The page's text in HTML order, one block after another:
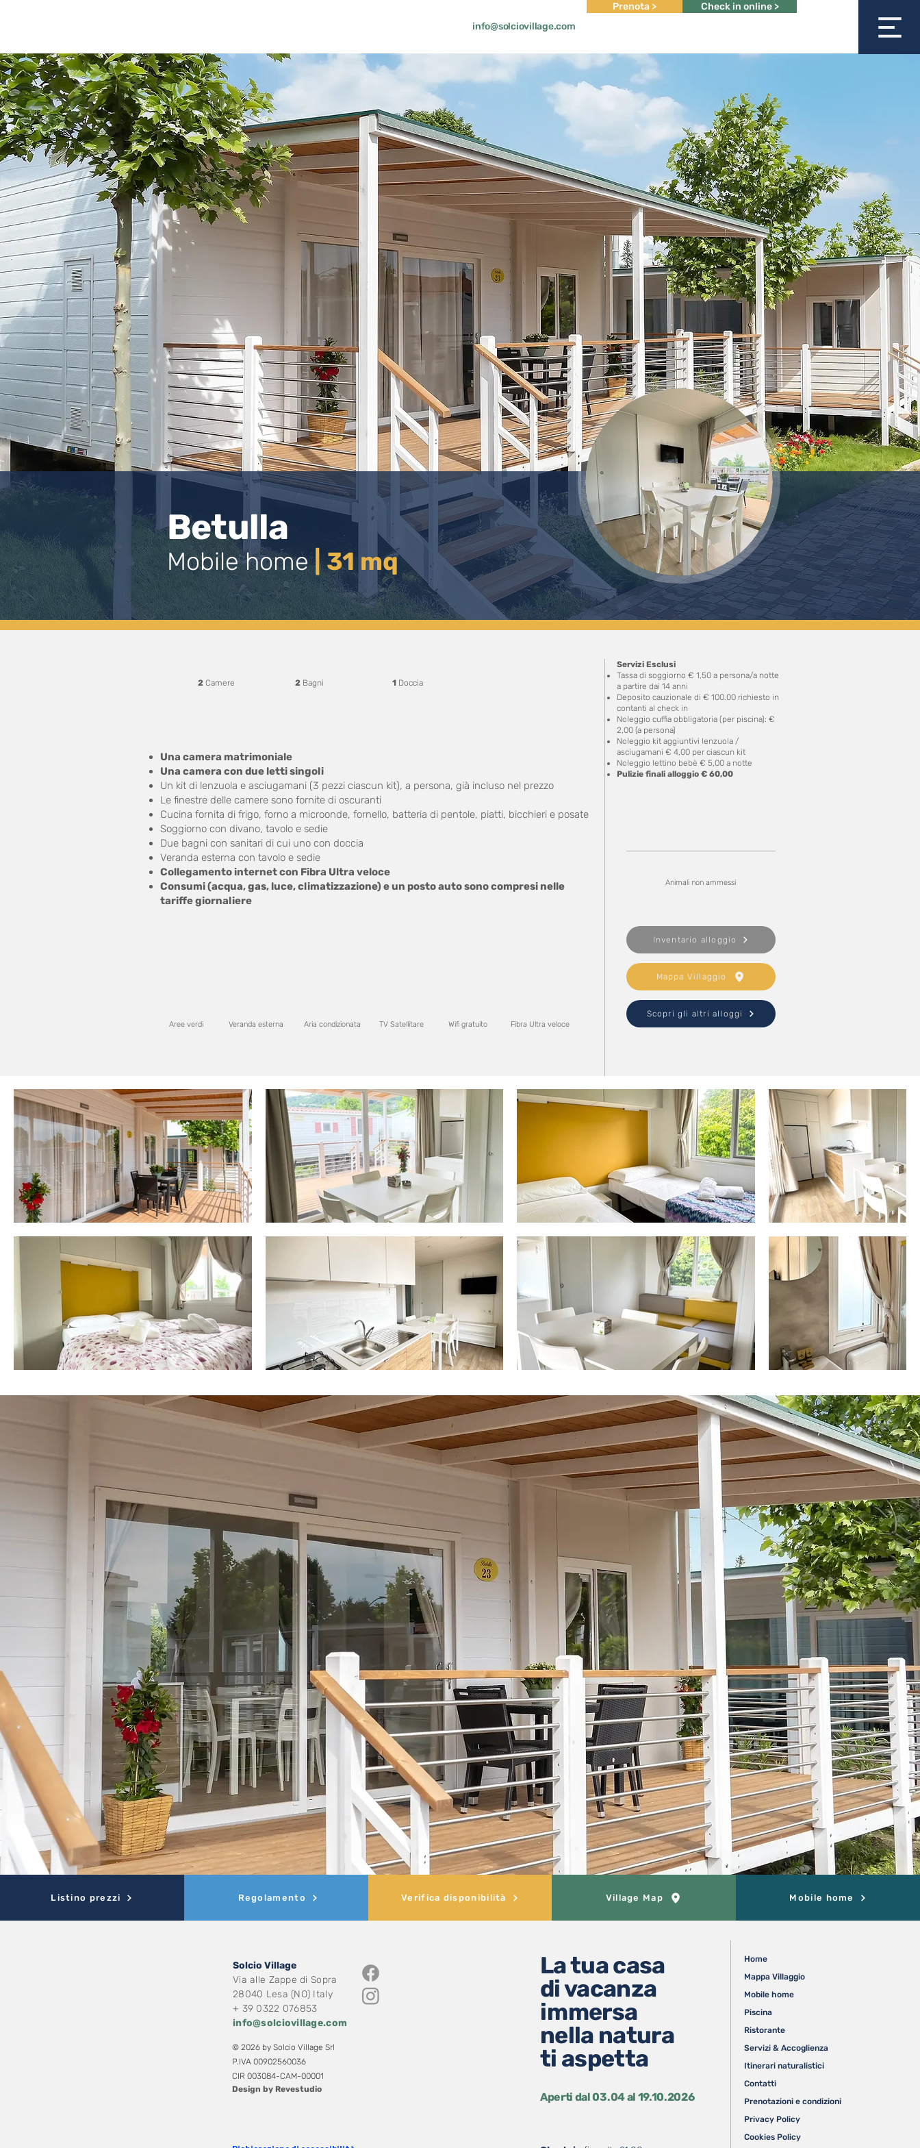
info@solciovillage.com
Prenota > Check in online >
Betulla
Mobile home| 31 mq
2 Camere 2 Bagni 1 Doccia
Una camera matrimoniale
Una camera con due letti singoli
Un kit di lenzuola e asciugamani (3 pezzi ciascun kit), a persona, già incluso nel prezzo
Le finestre delle camere sono fornite di oscuranti
Cucina fornita di frigo, forno a microonde, fornello, batteria di pentole, piatti, bicchieri e posate
Soggiorno con divano, tavolo e sedie
Due bagni con sanitari di cui uno con doccia
Veranda esterna con tavolo e sedie
Collegamento internet con Fibra Ultra veloce
Consumi (acqua, gas, luce, climatizzazione) e un posto auto sono compresi nelle
tariffe giornaliere
Aree verdi Veranda esterna Aria condizionata TV Satellitare Wifi gratuito Fibra Ultra veloce
Servizi Esclusi
Tassa di soggiorno € 1,50 a persona/a notte
a partire dai 14 anni
Deposito cauzionale di € 100.00 richiesto in
contanti al check in
Noleggio cuffia obbligatoria (per piscina): €
2,00 (a persona)
Noleggio kit aggiuntivi lenzuola /
asciugamani € 4,00 per ciascun kit
Noleggio lettino bebè € 5,00 a notte
Pulizie finali alloggio € 60,00
Animali non ammessi
Inventario alloggio
Mappa Villaggio
Scopri gli altri alloggi
Listino prezzi Regolamento Verifica disponibilità Village Map Mobile home
Solcio Village
Via alle Zappe di Sopra
28040 Lesa (NO) Italy
+ 39 0322 076853
info@solciovillage.com
© 2026 by Solcio Village Srl
P.IVA 00902560036
CIR 003084-CAM-00001
Design by Revestudio
La tua casa
di vacanza
immersa
nella natura
ti aspetta
Aperti dal 03.04 al 19.10.2026
Home
Mappa Villaggio
Mobile home
Piscina
Ristorante
Servizi & Accoglienza
Itinerari naturalistici
Contatti
Prenotazioni e condizioni
Privacy Policy
Cookies Policy